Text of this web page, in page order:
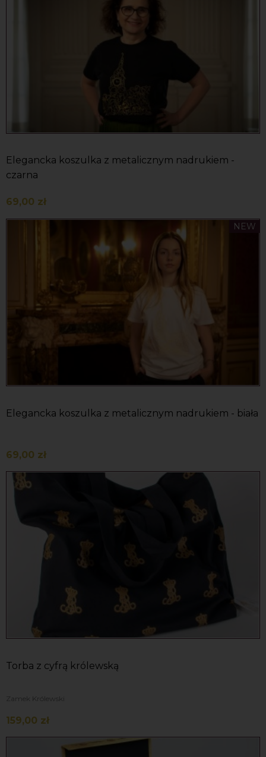
Elegancka koszulka z metalicznym nadrukiem -
czarna
69,00 zł
Elegancka koszulka z metalicznym nadrukiem - biała
69,00 zł
Torba z cyfrą królewską
Zamek Królewski
159,00 zł